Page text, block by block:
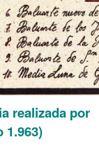
realizada por
1.963)